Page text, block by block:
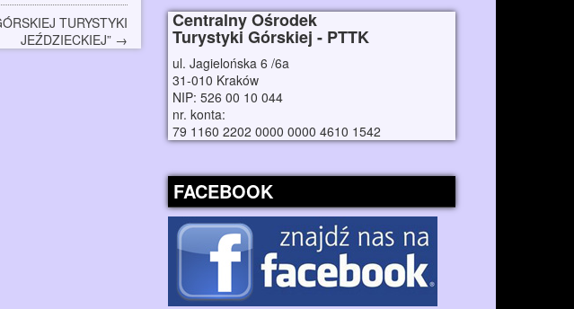
TURYSTYKI
JEŹDZIECKIEJ” →
Centralny Ośrodek
Turystyki Górskiej - PTTK
ul. Jagielońska 6 /6a
31-010 Kraków
NIP: 526 00 10 044
nr. konta:
79 1160 2202 0000 0000 4610 1542
FACEBOOK